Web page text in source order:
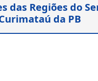
das Regiões do
da PB